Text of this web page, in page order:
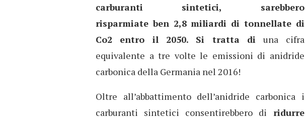
carburanti sintetici, sarebbero
risparmiate ben 2,8 miliardi di tonnellate di
Co2 entro il 2050. Si tratta diuna cifra
equivalente a tre volte le emissioni di anidride
carbonica della Germania nel 2016!
Oltre all’abbattimento dell’anidride carbonica i
carburanti sintetici consentirebbero di ridurre